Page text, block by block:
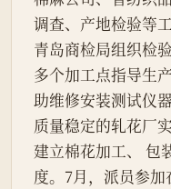
调查、产地检验等
青岛商检局组织检
多个加工点指导生
助维修安装测试仪
质量稳定的轧花厂
建立棉花加工、 包
度。7月，派员参